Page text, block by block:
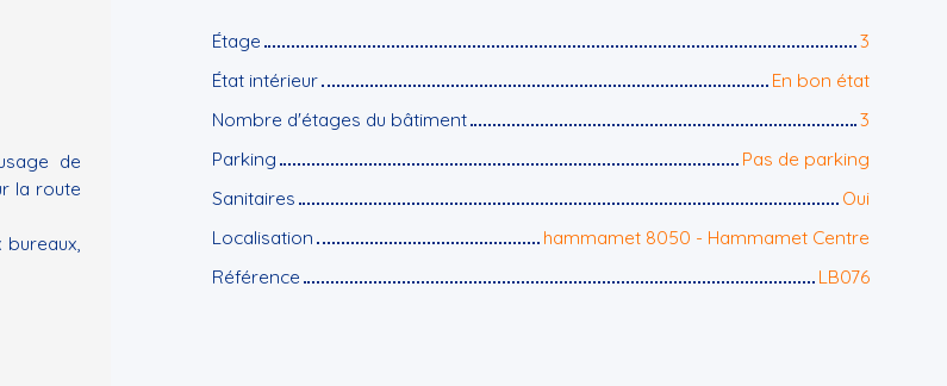
de
la route
Étage
3
État intérieur
En bon état
Nombre d'étages du bâtiment
3
Parking
Pas de parking
Sanitaires
Oui
Localisation
hammamet 8050 - Hammamet Centre
Référence
LB076